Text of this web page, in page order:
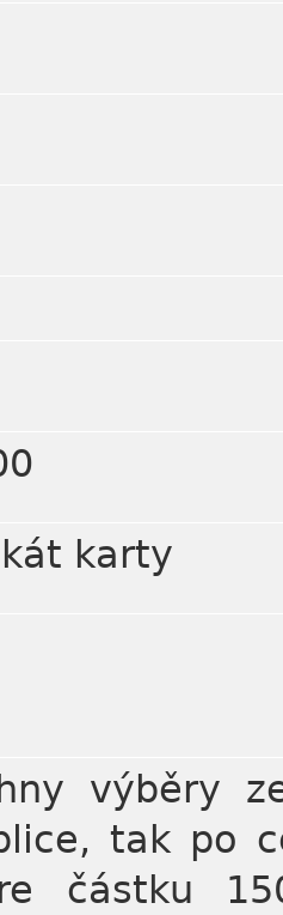
karty
výběry
tak po
částku